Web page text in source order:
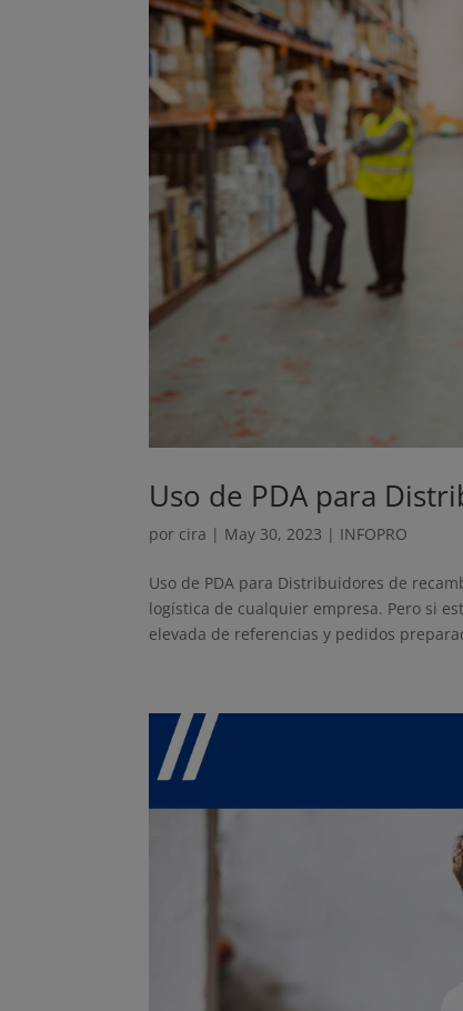
Uso de PDA para
por cira | May 30, 2023 | INFOPRO
Uso de PDA para Distribuidores de
logística de cualquier empresa. Pero si
elevada de referencias y pedidos